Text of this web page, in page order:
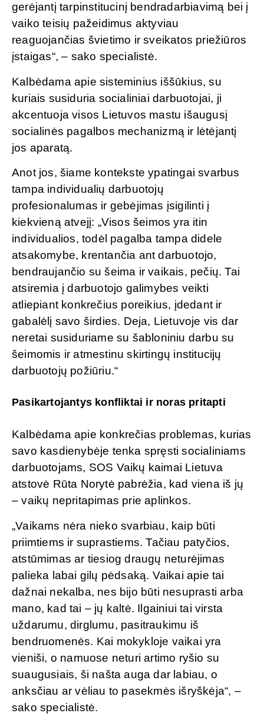
gerėjantį tarpinstitucinį bendradarbiavimą bei į
vaiko teisių pažeidimus aktyviau
reaguojančias švietimo ir sveikatos priežiūros
įstaigas“, – sako specialistė.
Kalbėdama apie sisteminius iššūkius, su
kuriais susiduria socialiniai darbuotojai, ji
akcentuoja visos Lietuvos mastu išaugusį
socialinės pagalbos mechanizmą ir lėtėjantį
jos aparatą.
Anot jos, šiame kontekste ypatingai svarbus
tampa individualių darbuotojų
profesionalumas ir gebėjimas įsigilinti į
kiekvieną atvejį: „Visos šeimos yra itin
individualios, todėl pagalba tampa didele
atsakomybe, krentančia ant darbuotojo,
bendraujančio su šeima ir vaikais, pečių. Tai
atsiremia į darbuotojo galimybes veikti
atliepiant konkrečius poreikius, įdedant ir
gabalėlį savo širdies. Deja, Lietuvoje vis dar
neretai susiduriame su šabloniniu darbu su
šeimomis ir atmestinu skirtingų institucijų
darbuotojų požiūriu.“
Pasikartojantys konfliktai ir noras pritapti
Kalbėdama apie konkrečias problemas, kurias
savo kasdienybėje tenka spręsti socialiniams
darbuotojams, SOS Vaikų kaimai Lietuva
atstovė Rūta Norytė pabrėžia, kad viena iš jų
– vaikų nepritapimas prie aplinkos.
„Vaikams nėra nieko svarbiau, kaip būti
priimtiems ir suprastiems. Tačiau patyčios,
atstūmimas ar tiesiog draugų neturėjimas
palieka labai gilų pėdsaką. Vaikai apie tai
dažnai nekalba, nes bijo būti nesuprasti arba
mano, kad tai – jų kaltė. Ilgainiui tai virsta
uždarumu, dirglumu, pasitraukimu iš
bendruomenės. Kai mokykloje vaikai yra
vieniši, o namuose neturi artimo ryšio su
suaugusiais, ši našta auga dar labiau, o
anksčiau ar vėliau to pasekmės išryškėja“, –
sako specialistė.